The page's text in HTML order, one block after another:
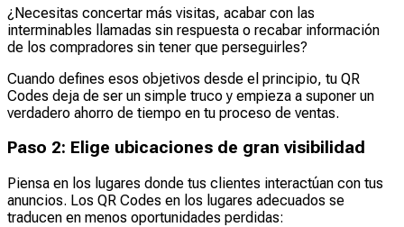
¿Necesitas concertar más visitas, acabar con las
interminables llamadas sin respuesta o recabar información
de los compradores sin tener que perseguirles?
Cuando defines esos objetivos desde el principio, tu QR
Codes deja de ser un simple truco y empieza a suponer un
verdadero ahorro de tiempo en tu proceso de ventas.
Paso 2: Elige ubicaciones de gran visibilidad
Piensa en los lugares donde tus clientes interactúan con tus
anuncios. Los QR Codes en los lugares adecuados se
traducen en menos oportunidades perdidas: